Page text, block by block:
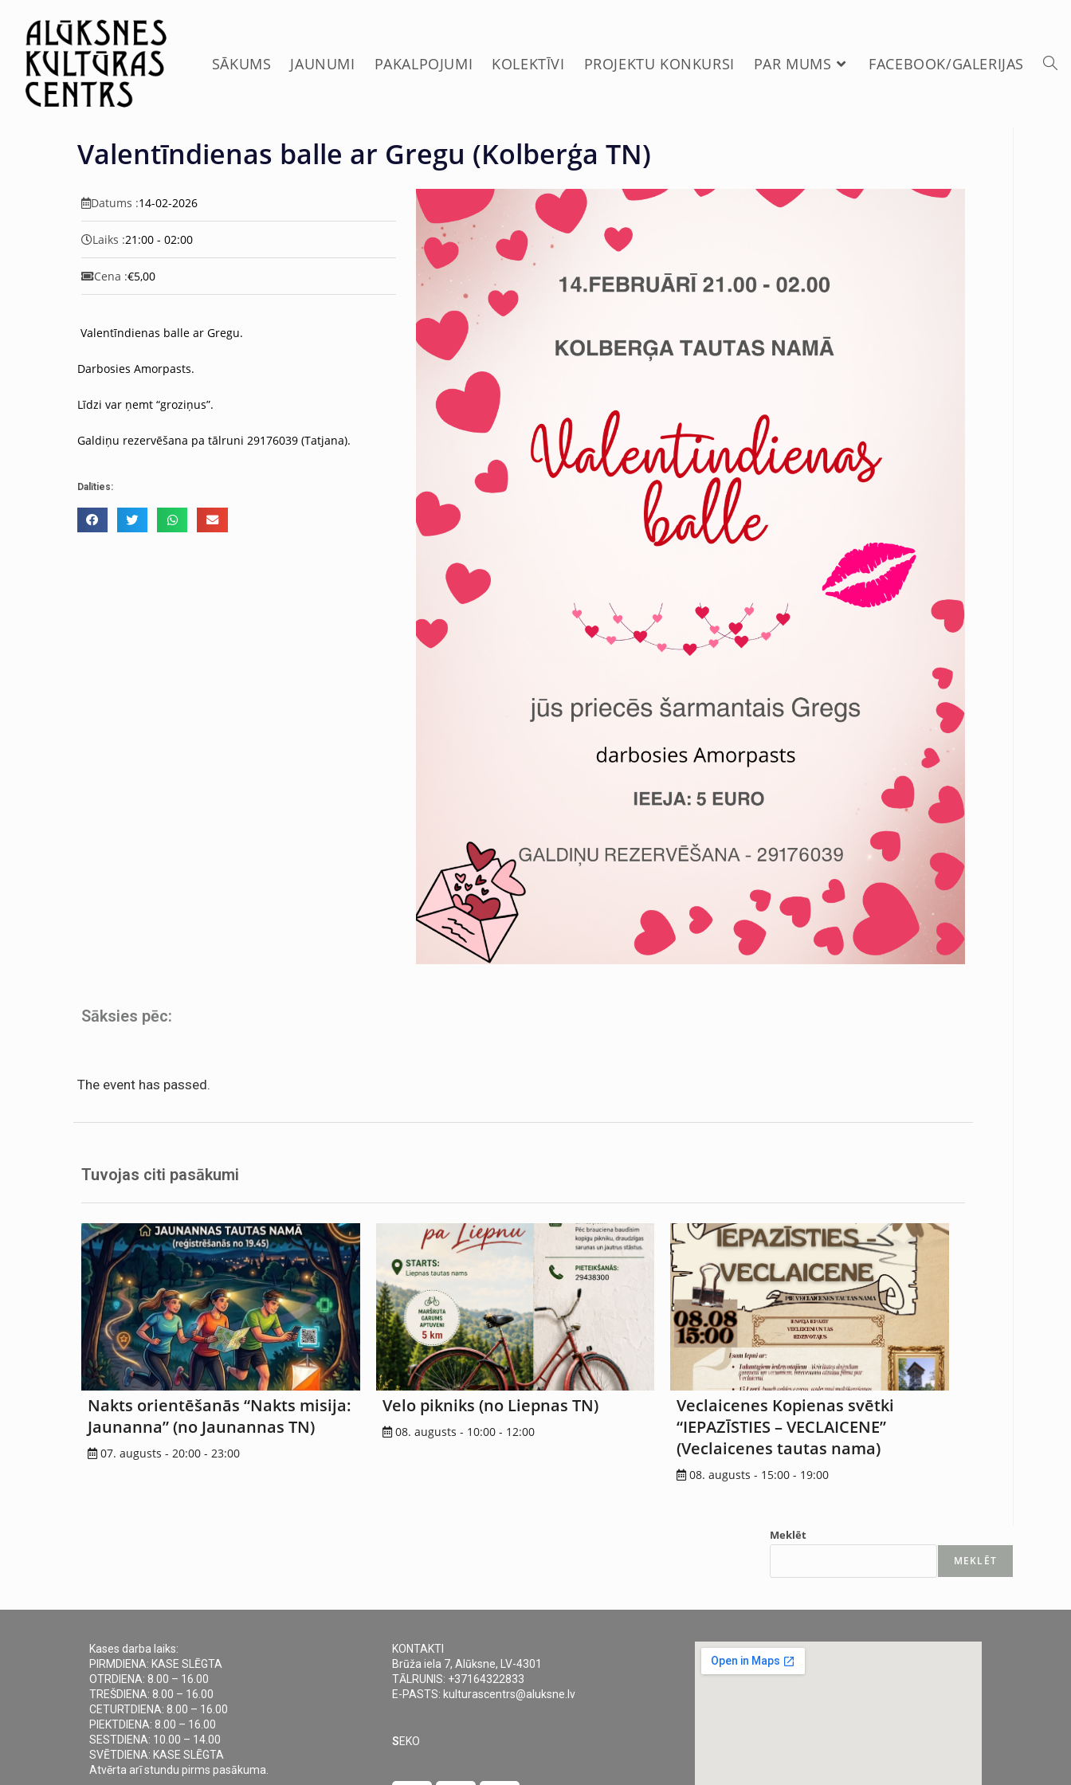
SĀKUMS JAUNUMI PAKALPOJUMI KOLEKTĪVI PROJEKTU KONKURSI PAR MUMS FACEBOOK/GALERIJAS
Valentīndienas balle ar Gregu (Kolberģa TN)
Datums :14-02-2026
Laiks :21:00 - 02:00
Cena :€5,00
Valentīndienas balle ar Gregu.
Darbosies Amorpasts.
Līdzi var ņemt “groziņus”.
Galdiņu rezervēšana pa tālruni 29176039 (Tatjana).
Dalīties:
Sāksies pēc:
The event has passed.
Tuvojas citi pasākumi
Nakts orientēšanās “Nakts misija:
Jaunanna” (no Jaunannas TN)
07. augusts - 20:00 - 23:00
Velo pikniks (no Liepnas TN)
08. augusts - 10:00- 12:00
Veclaicenes Kopienas svētki
“IEPAZĪSTIES – VECLAICENE”
(Veclaicenes tautas nama)
08. augusts - 15:00 - 19:00
Meklēt
MEKLĒT
Kases darba laiks:
PIRMDIENA: KASE SLĒGTA
OTRDIENA: 8.00 – 16.00
TREŠDIENA: 8.00 – 16.00
CETURTDIENA: 8.00 – 16.00
PIEKTDIENA: 8.00 – 16.00
SESTDIENA: 10.00 – 14.00
SVĒTDIENA: KASE SLĒGTA
Atvērta arī stundu pirms pasākuma.
KONTAKTI
Brūža iela 7, Alūksne, LV-4301
TĀLRUNIS: +37164322833
E-PASTS: kulturascentrs@aluksne.lv
SEKO